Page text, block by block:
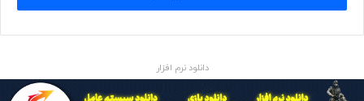
S5E8825 برای پردازنده‌های Exynos 1380 و Exynos 1280 استفاده
کرده بود. شباهت بین شماره‌مدل‌ها بدین معنی است که گلکسی
فعلاً نمی‌دانیم که قیمت CPU اگزینوس ۱۴۸۰ تا چه حد روی
دانلود نرم افزار